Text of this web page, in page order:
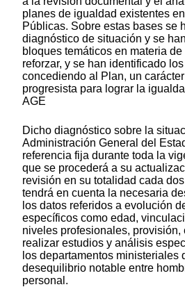
planes de igualdad existentes
Públicas. Sobre estas bases se
diagnóstico de situación y se
bloques temáticos en materia
reforzar, y se han identificado
concediendo al Plan, un
progresista para lograr la
AGE
Dicho diagnóstico sobre la
Administración General del
referencia fija durante toda la
que se procederá a su
revisión en su totalidad cada
tendrá en cuenta la necesaria
los datos referidos a evolución
específicos como edad,
niveles profesionales, provisión,
realizar estudios y análisis
los departamentos ministeriales
desequilibrio notable entre
personal.